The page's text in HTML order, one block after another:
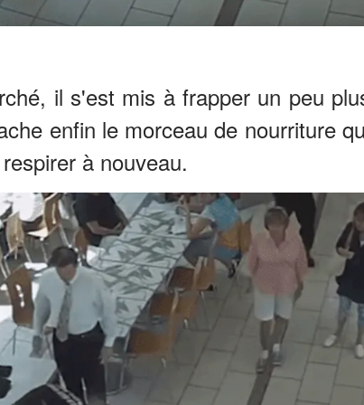
il s'est mis à frapper un peu
enfin le morceau de nourriture
à nouveau.